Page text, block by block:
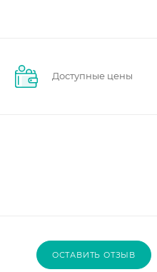
Доступные цены
ОСТАВИТЬ ОТЗЫВ